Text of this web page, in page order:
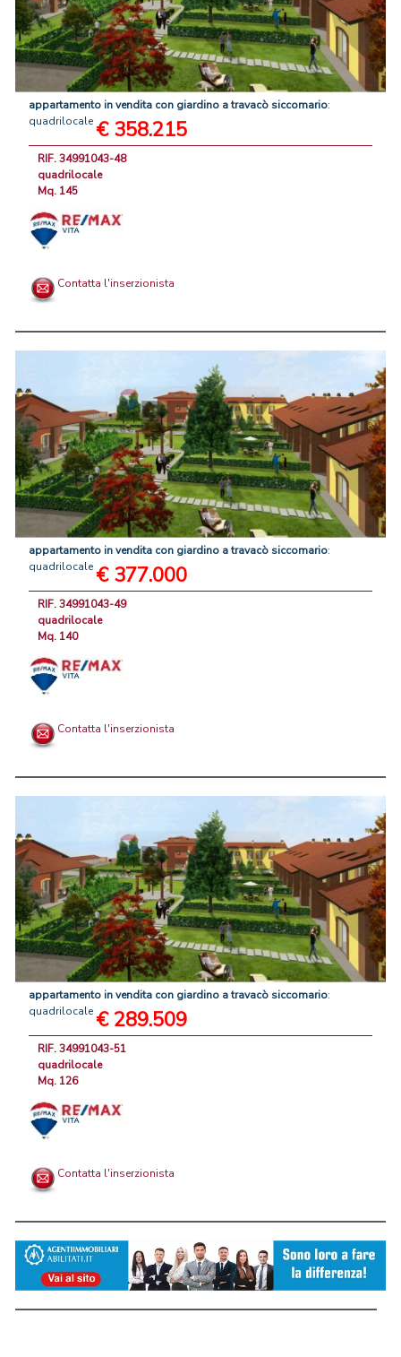
appartamento invendita con giardino atravacò siccomario:
quadrilocale € 358.215
RIF. 34991043-48
quadrilocale
Mq. 145
Contatta l'inserzionista
appartamento invendita con giardino atravacò siccomario:
quadrilocale € 377.000
RIF. 34991043-49
quadrilocale
Mq. 140
Contatta l'inserzionista
appartamento invendita con giardino atravacò siccomario:
quadrilocale € 289.509
RIF. 34991043-51
quadrilocale
Mq. 126
Contatta l'inserzionista